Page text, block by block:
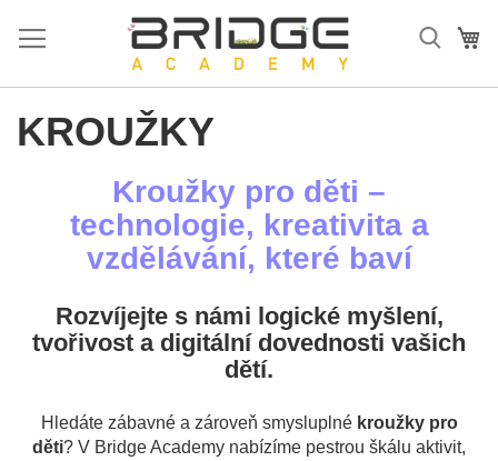
na
KROUŽKY
Kroužky pro děti –
technologie, kreativita a
vzdělávání, které baví
Rozvíjejte s námi logické myšlení,
tvořivost a digitální dovednosti vašich
dětí.
Hledáte zábavné a zároveň smysluplné kroužky pro
děti? V Bridge Academy nabízíme pestrou škálu aktivit,